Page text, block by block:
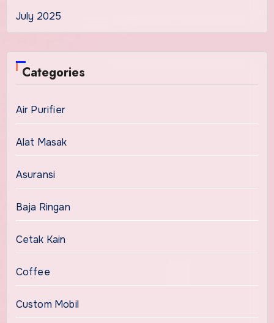
July 2025
Categories
Air Purifier
Alat Masak
Asuransi
Baja Ringan
Cetak Kain
Coffee
Custom Mobil